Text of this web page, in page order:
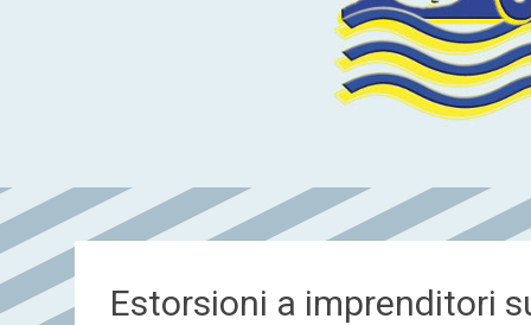
Estorsioni a imprenditori